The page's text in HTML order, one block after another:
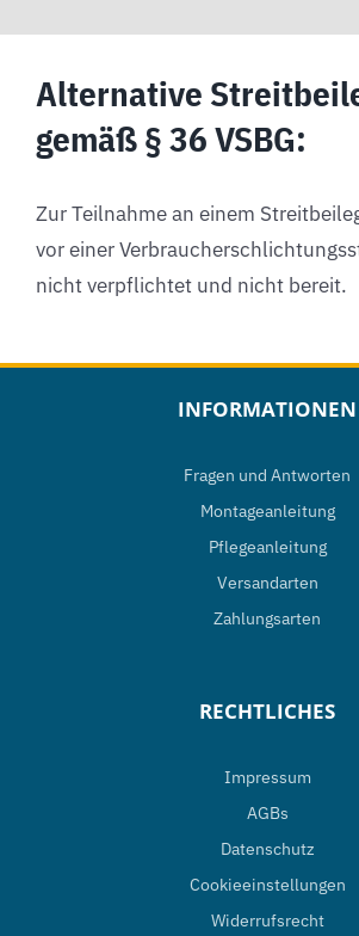
Alternative
gemäß § 36 VSBG:
Zur Teilnahme an einem
vor einer
nicht verpflichtet und nicht bereit.
INFORMATIONEN
Fragen und Antworten
Montageanleitung
Pflegeanleitung
Versandarten
Zahlungsarten
RECHTLICHES
Impressum
AGBs
Datenschutz
Cookieeinstellungen
Widerrufsrecht